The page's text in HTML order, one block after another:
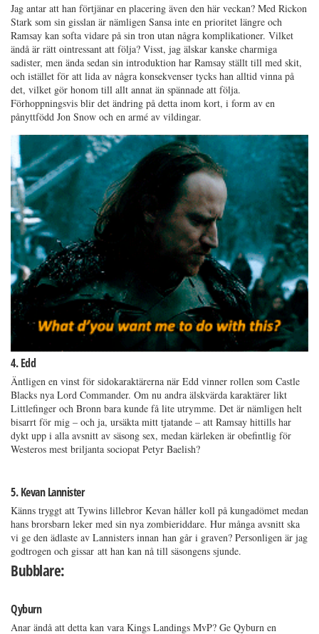
Jag antar att han förtjänar en placering även den här veckan? Med Rickon
Stark som sin gisslan är nämligen Sansa inte en prioritet längre och
Ramsay kan softa vidare på sin tron utan några komplikationer. Vilket
ändå är rätt ointressant att följa? Visst, jag älskar kanske charmiga
sadister, men ända sedan sin introduktion har Ramsay ställt till med skit,
och istället för att lida av några konsekvenser tycks han alltid vinna på
det, vilket gör honom till allt annat än spännade att följa.
Förhoppningsvis blir det ändring på detta inom kort, i form av en
pånyttfödd Jon Snow och en armé av vildingar.
4. Edd
Äntligen en vinst för sidokaraktärerna när Edd vinner rollen som Castle
Blacks nya Lord Commander. Om nu andra älskvärda karaktärer likt
Littlefinger och Bronn bara kunde få lite utrymme. Det är nämligen helt
bisarrt för mig – och ja, ursäkta mitt tjatande – att Ramsay hittills har
dykt upp i alla avsnitt av säsong sex, medan kärleken är obefintlig för
Westeros mest briljanta sociopat Petyr Baelish?
5. Kevan Lannister
Känns tryggt att Tywins lillebror Kevan håller koll på kungadömet medan
hans brorsbarn leker med sin nya zombieriddare. Hur många avsnitt ska
vi ge den ädlaste av Lannisters innan han går i graven? Personligen är jag
godtrogen och gissar att han kan nå till säsongens sjunde.
Bubblare:
Qyburn
Anar ändå att detta kan vara Kings Landings MvP? Ge Qyburn en